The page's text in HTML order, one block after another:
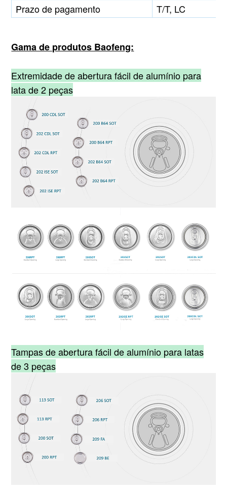
Prazo de pagamento
T/T, LC
Gama de produtos Baofeng:
Extremidade de abertura fácil de alumínio para
lata de 2 peças
Tampas de abertura fácil de alumínio para latas
de 3 peças